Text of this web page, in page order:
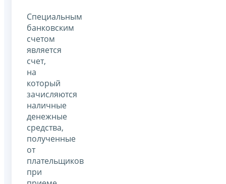
Специальным
банковским
счетом
является
счет,
на
который
зачисляются
наличные
денежные
средства,
полученные
от
плательщиков
при